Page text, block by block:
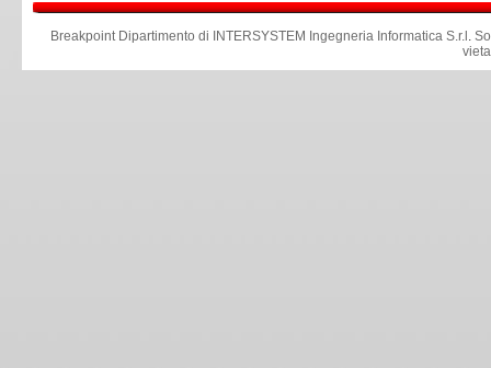
Breakpoint Dipartimento di INTERSYSTEM Ingegneria Informatica S.r.l .